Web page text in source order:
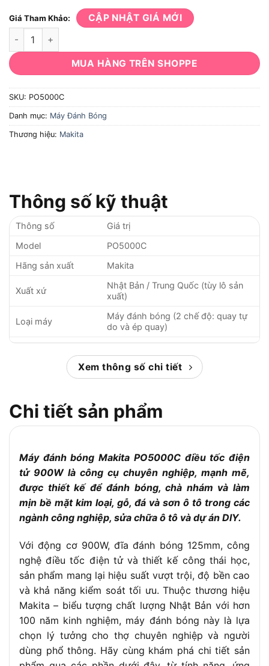
Giá Tham Khảo: CẬP NHẬT GIÁ MỚI
Máy đánh bóng Makita PO5000C số lượng
MUA HÀNG TRÊN SHOPPE
SKU: PO5000C
Danh mục: Máy Đánh Bóng
Thương hiệu: Makita
Thông số kỹ thuật
Thông số
Giá trị
Model
PO5000C
Hãng sản xuất
Makita
Xuất xứ
Nhật Bản / Trung Quốc (tùy lô sản
xuất)
Loại máy
Máy đánh bóng (2 chế độ: quay tự
do và ép quay)
Công suất
900 W
Tốc độ không tải
0 – 780 vòng/phút (RPM)
Đường kính đế
nhám
125 mm
Đường kính mút
đánh bóng
150 mm
Loại điều khiển tốc
độ
Biến tốc điện tử
do
Trọng lượng
2.8 kg
Kích thước (DxRxC)
451 x 123 x 123 mm
Dây điện
2.5 mét
Phụ kiện đi kèm
Mút đánh bóng, lục giác, đĩa mài, túi
đựng
Ứng dụng
Đánh bóng ô tô, gỗ, kim loại…
Xem thông số chi tiết
Chi tiết sản phẩm
Máy đánh bóng Makita PO5000C điều tốc điện
tử 900W là công cụ chuyên nghiệp, mạnh mẽ,
được thiết kế để đánh bóng, chà nhám và làm
mịn bề mặt kim loại, gỗ, đá và sơn ô tô trong các
ngành công nghiệp, sửa chữa ô tô và dự án DIY.
Với động cơ 900W, đĩa đánh bóng 125mm, công
nghệ điều tốc điện tử và thiết kế công thái học,
sản phẩm mang lại hiệu suất vượt trội, độ bền cao
và khả năng kiểm soát tối ưu. Thuộc thương hiệu
Makita – biểu tượng chất lượng Nhật Bản với hơn
100 năm kinh nghiệm, máy đánh bóng này là lựa
chọn lý tưởng cho thợ chuyên nghiệp và người
dùng phổ thông. Hãy cùng khám phá chi tiết sản